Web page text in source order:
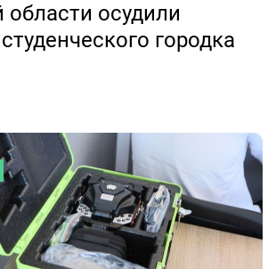
области осудили
городка